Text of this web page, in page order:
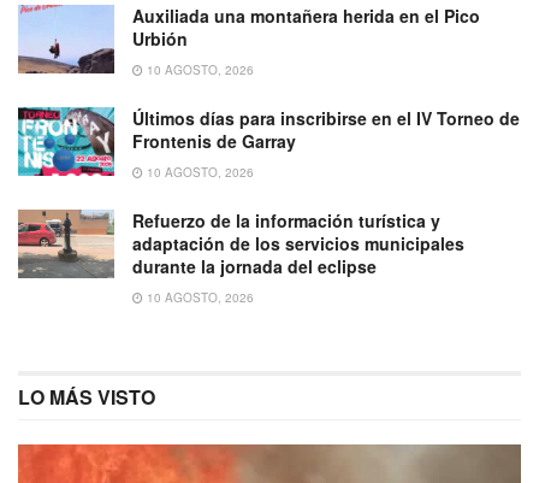
Auxiliada una montañera herida en el Pico
Urbión
10 AGOSTO, 2026
Últimos días para inscribirse en el IV Torneo de
Frontenis de Garray
10 AGOSTO, 2026
Refuerzo de la información turística y
adaptación de los servicios municipales
durante la jornada del eclipse
10 AGOSTO, 2026
LO MÁS VISTO